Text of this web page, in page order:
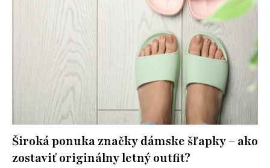
Široká ponuka značky dámske šľapky – ako
zostaviť originálny letný outfit?